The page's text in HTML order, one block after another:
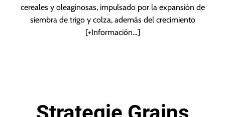
cereales y oleaginosas, impulsado por la expansión de
siembra de trigo y colza, además del crecimiento
[+Información…]